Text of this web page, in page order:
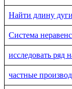
Найти длину
Система
исследовать ряд
частные